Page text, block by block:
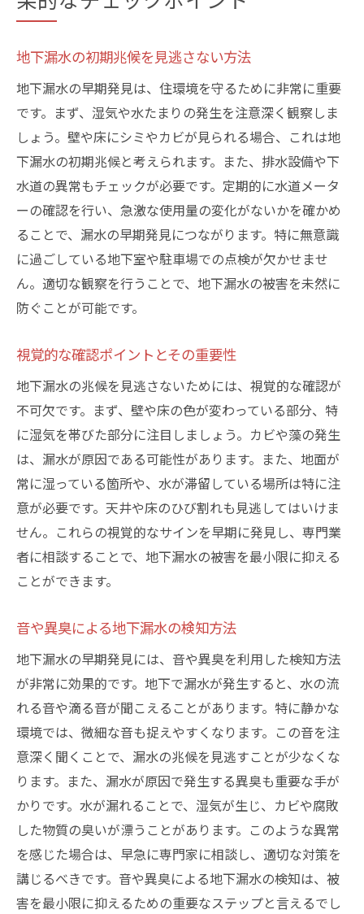
地下漏水の初期兆候を見逃さない方法
地下漏水の早期発見は、住環境を守るために非常に重要
です。まず、湿気や水たまりの発生を注意深く観察しま
しょう。壁や床にシミやカビが見られる場合、これは地
下漏水の初期兆候と考えられます。また、排水設備や下
水道の異常もチェックが必要です。定期的に水道メータ
ーの確認を行い、急激な使用量の変化がないかを確かめ
ることで、漏水の早期発見につながります。特に無意識
に過ごしている地下室や駐車場での点検が欠かせませ
ん。適切な観察を行うことで、地下漏水の被害を未然に
防ぐことが可能です。
視覚的な確認ポイントとその重要性
地下漏水の兆候を見逃さないためには、視覚的な確認が
不可欠です。まず、壁や床の色が変わっている部分、特
に湿気を帯びた部分に注目しましょう。カビや藻の発生
は、漏水が原因である可能性があります。また、地面が
常に湿っている箇所や、水が滞留している場所は特に注
意が必要です。天井や床のひび割れも見逃してはいけま
せん。これらの視覚的なサインを早期に発見し、専門業
者に相談することで、地下漏水の被害を最小限に抑える
ことができます。
音や異臭による地下漏水の検知方法
地下漏水の早期発見には、音や異臭を利用した検知方法
が非常に効果的です。地下で漏水が発生すると、水の流
れる音や滴る音が聞こえることがあります。特に静かな
環境では、微細な音も捉えやすくなります。この音を注
意深く聞くことで、漏水の兆候を見逃すことが少なくな
ります。また、漏水が原因で発生する異臭も重要な手が
かりです。水が漏れることで、湿気が生じ、カビや腐敗
した物質の臭いが漂うことがあります。このような異常
を感じた場合は、早急に専門家に相談し、適切な対策を
講じるべきです。音や異臭による地下漏水の検知は、被
害を最小限に抑えるための重要なステップと言えるでし